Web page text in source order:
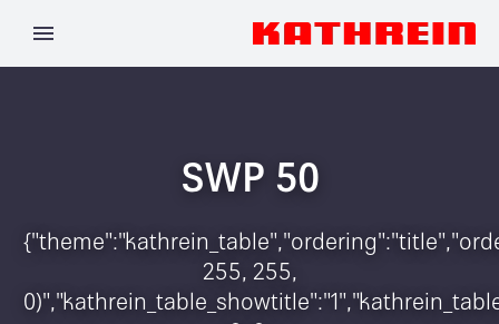
SWP 50
255, 255,